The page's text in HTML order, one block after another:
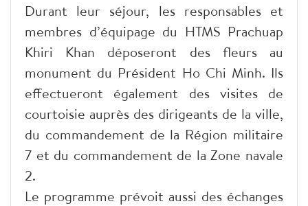
Durant leur séjour, les responsables et
membres d’équipage du HTMS Prachuap
Khiri Khan déposeront des fleurs au
monument du Président Ho Chi Minh. Ils
effectueront également des visites de
courtoisie auprès des dirigeants de la ville,
du commandement de la Région militaire
7 et du commandement de la Zone navale
2.
Le programme prévoit aussi des échanges